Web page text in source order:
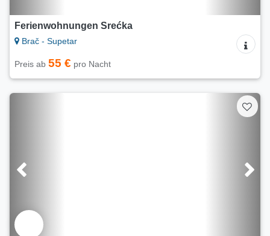
Ferienwohnungen Srećka
Brač - Supetar
Preis ab 55 € pro Nacht